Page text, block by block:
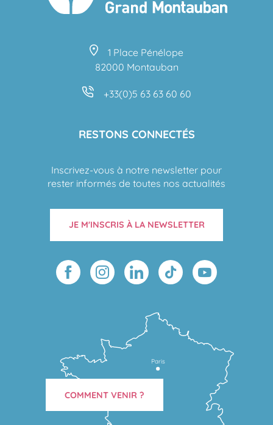
1 Place Pénélope
82000 Montauban
+33(0)5 63 63 60 60
RESTONS CONNECTÉS
Inscrivez-vous à notre newsletter pour
rester informés de toutes nos actualités
JE M'INSCRIS À LA NEWSLETTER
Paris
COMMENT VENIR ?